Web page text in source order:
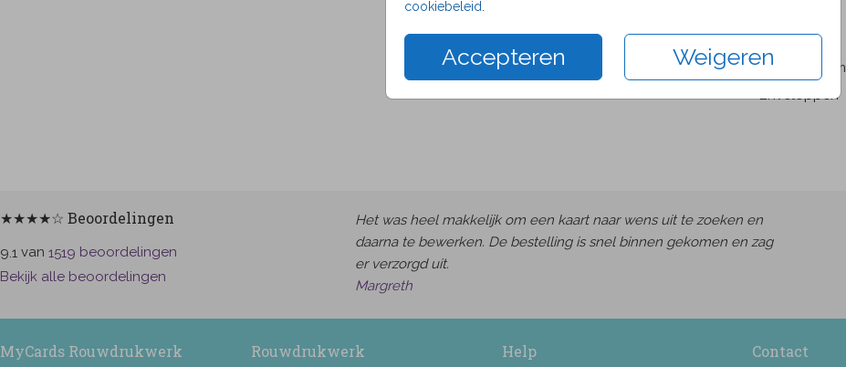
cookiebeleid
Accepteren Weigeren
11.4 × 17.1 cm
14.4 × 21.6 cm
Enveloppen
★★★★☆ Beoordelingen
9.1 van 1519 beoordelingen
Bekijk alle beoordelingen
Het was heel makkelijk om een kaart naar wens uit te zoeken en
daarna te bewerken. De bestelling is snel binnen gekomen en zag
er verzorgd uit.
Margreth
MyCards Rouwdrukwerk Rouwdrukwerk Help Contact